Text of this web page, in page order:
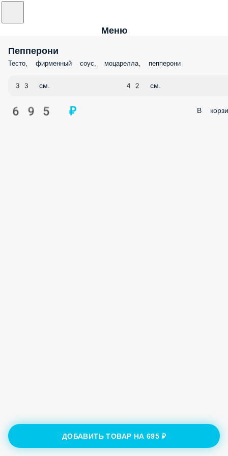
Меню
Пепперони
Тесто, фирменный соус, моцарелла, пепперони
33 см. 42 см.
695 ₽ В
ДОБАВИТЬ ТОВАР НА695 ₽